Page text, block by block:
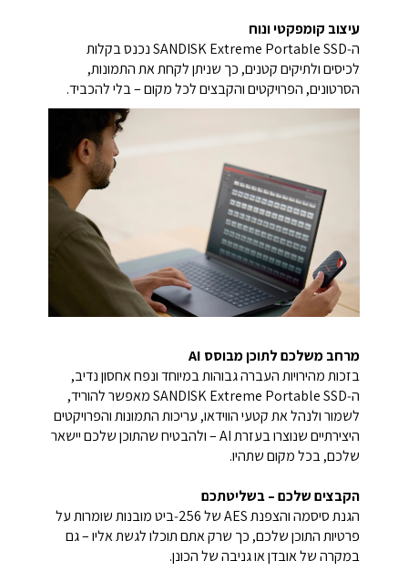
עיצוב קומפקטי ונוח
ה‑SANDISK Extreme Portable SSD נכנס בקלות
לכיסים ולתיקים קטנים, כך שניתן לקחת את התמונות,
הסרטונים, הפרויקטים והקבצים לכל מקום – בלי להכביד.
מרחב משלכם לתוכן מבוסס AI
בזכות מהירויות העברה גבוהות במיוחד ונפח אחסון נדיב,
ה‑SANDISK Extreme Portable SSD מאפשר להוריד,
לשמור ולנהל את קטעי הווידאו, עריכות התמונות והפרויקטים
היצירתיים שנוצרו בעזרת AI – ולהבטיח שהתוכן שלכם יישאר
שלכם, בכל מקום שתהיו.
הקבצים שלכם – בשליטתכם
הגנת סיסמה והצפנת AES של 256‑ביט מובנות שומרות על
פרטיות התוכן שלכם, כך שרק אתם תוכלו לגשת אליו – גם
במקרה של אובדן או גניבה של הכונן.